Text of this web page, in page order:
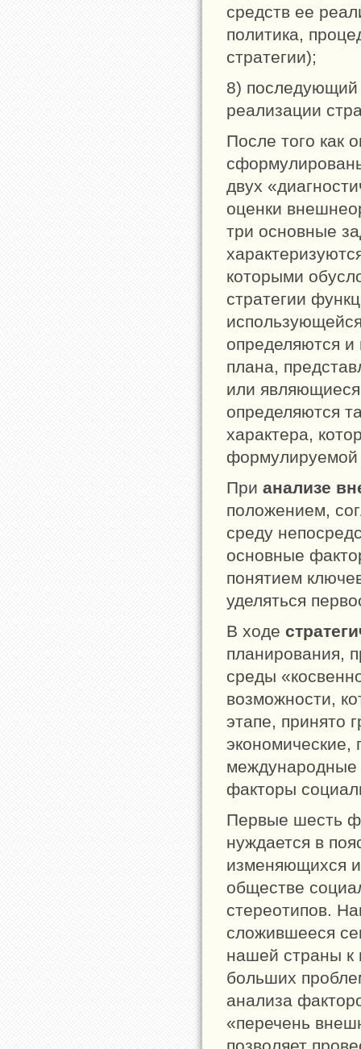
средств ее
политика,
стратегии);
8) последующий
реализации
После того как
двух
оценки
три основные
которыми
стратегии
определяются
плана,
или
определяются
характера,
формулируемой
При анализе
положением,
среду
основные
понятием
уделяться
В ходе
планирования,
среды
возможности,
этапе, принято
экономические,
международные
факторы
Первые шесть
нуждается в
изменяющихся
обществе
стереотипов.
сложившееся
нашей страны к
больших
анализа
«перечень